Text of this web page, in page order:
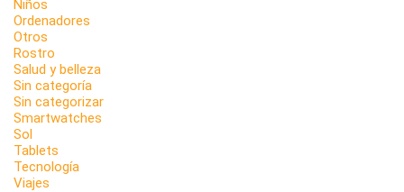
Niños
Ordenadores
Otros
Rostro
Salud y belleza
Sin categoría
Sin categorizar
Smartwatches
Sol
Tablets
Tecnología
Viajes